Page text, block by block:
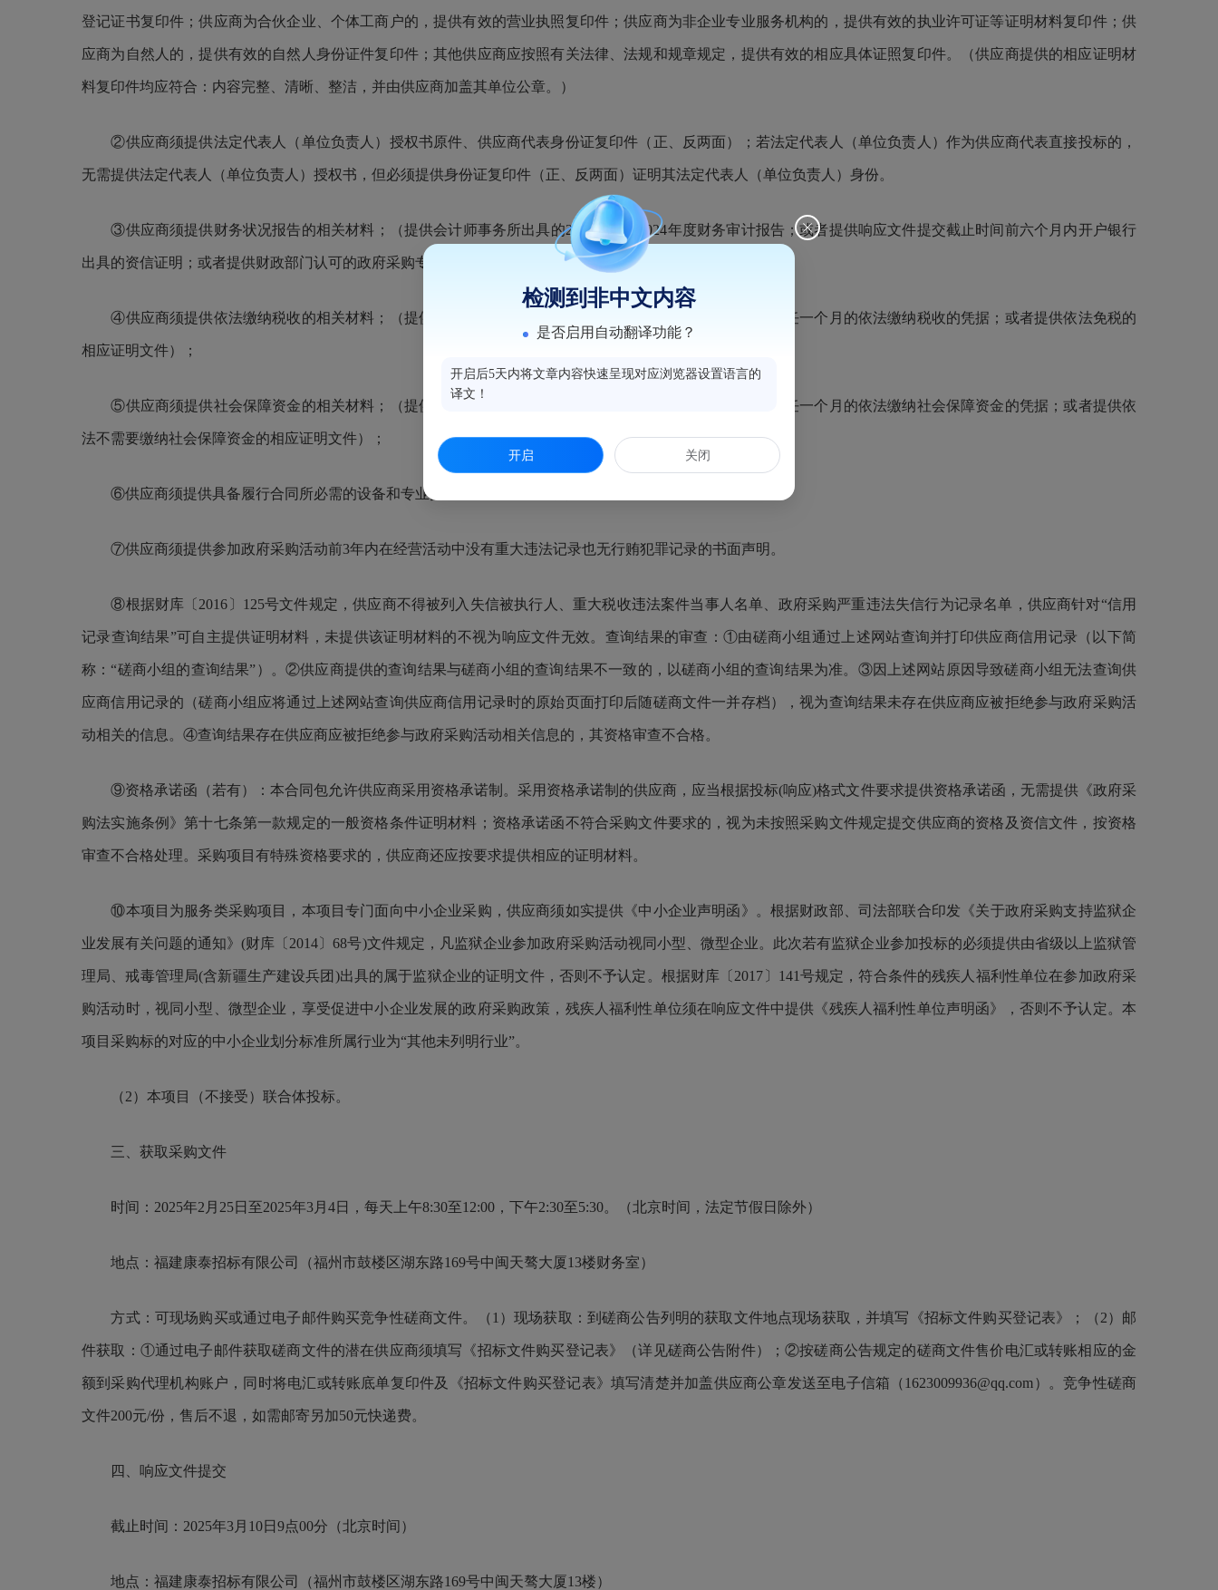
登记证书复印件；供应商为合伙企业、个体工商户的，提供有效的营业执照复印件；供应商为非企业专业服务机构的，提供有效的执业许可证等证明材料复印件；供
应商为自然人的，提供有效的自然人身份证件复印件；其他供应商应按照有关法律、法规和规章规定，提供有效的相应具体证照复印件。（供应商提供的相应证明材
料复印件均应符合：内容完整、清晰、整洁，并由供应商加盖其单位公章。）
②供应商须提供法定代表人 （单位负责人） 授权书原件、供应商代表身份证复印件（正、反两面）；若法定代表人 （单位负责人） 作为供应商代表直接投标的，
无需提供法定代表人 （单位负责人） 授权书，但必须提供身份证复印件（正、反两面）证明其法定代表人 （单位负责人） 身份。
③供应商须提供财务状况报告的相关材料；（提供会计师事务所出具的2023年度或2024年度财务审计报告；或者提供响应文件提交截止时间前六个月内开户银行
出具的资信证明 ；或者提供财政部门认可的政府采购专业担保机构出具的担保函）；
④供应商须提供依法缴纳税收的相关材料；（提供响应文件提交截止时间前（不含截止时间当月）六个月任一个月的依法缴纳税收的凭据；或者提供依法免税的
相应证明文件）；
⑤供应商须提供社会保障资金的相关材料；（提供响应文件提交截止时间前（不含截止时间当月）六个月任一个月的依法缴纳社会保障资金的凭据；或者提供依
法不需要缴纳社会保障资金的相应证明文件）；
⑥供应商须提供具备履行合同所必需的设备和专业技术能力的书面声明；
⑦供应商须提供参加政府采购活动前3年内在经营活动中没有重大违法记录也无行贿犯罪记录的书面声明。
⑧根据财库〔2016〕125号文件规定，供应商不得被列入失信被执行人、重大税收违法案件当事人名单、政府采购严重违法失信行为记录名单，供应商针对“信用
记录查询结果”可自主提供证明材料，未提供该证明材料的不视为响应文件无效。查询结果的审查：①由磋商小组通过上述网站查询并打印供应商信用记录（以下简
称：“磋商小组的查询结果”）。②供应商提供的查询结果与磋商小组的查询结果不一致的，以磋商小组的查询结果为准。③因上述网站原因导致磋商小组无法查询供
应商信用记录的（磋商小组应将通过上述网站查询供应商信用记录时的原始页面打印后随磋商文件一并存档），视为查询结果未存在供应商应被拒绝参与政府采购活
动相关的信息。④查询结果存在供应商应被拒绝参与政府采购活动相关信息的，其资格审查不合格。
⑨资格承诺函（若有）：本合同包允许供应商采用资格承诺制。采用资格承诺制的供应商，应当根据投标(响应)格式文件要求提供资格承诺函，无需提供《政府采
购法实施条例》第十七条第一款规定的一般资格条件证明材料；资格承诺函不符合采购文件要求的，视为未按照采购文件规定提交供应商的资格及资信文件，按资格
审查不合格处理。采购项目有特殊资格要求的，供应商还应按要求提供相应的证明材料。
⑩本项目为服务类采购项目，本项目专门面向中小企业采购，供应商须如实提供《中小企业声明函》 。根据财政部、司法部联合印发《关于政府采购支持监狱企
业发展有关问题的通知》(财库〔2014〕68号)文件规定，凡监狱企业参加政府采购活动视同小型、微型企业。此次若有监狱企业参加投标的必须提供由省级以上监狱管
理局、戒毒管理局(含新疆生产建设兵团)出具的属于监狱企业的证明文件，否则不予认定。根据财库〔2017〕141号规定，符合条件的残疾人福利性单位在参加政府采
购活动时，视同小型、微型企业，享受促进中小企业发展的政府采购政策， 残疾人福利性单位须在响应文件中提供《残疾人福利性单位声明函》，否则不予认定。本
项目采购标的对应的中小企业划分标准所属行业为“其他未列明行业”。
（2）本项目（不接受）联合体投标。
三、获取采购文件
时间：2025年2 月 25日至2025年3月 4日，每天上午8:30至12:00，下午2:30至5:30。（北京时间，法定节假日除外）
地点：福建康泰招标有限公司（福州市鼓楼区湖东路169号中闽天骜大厦13楼财务室）
方式： 可现场购买或通过电子邮件购买竞争性磋商文件。（1）现场获取：到磋商公告列明的获取文件地点现场获取，并填写《招标文件购买登记表》；（2）邮
件获取：①通过电子邮件获取磋商文件的潜在供应商须填写《招标文件购买登记表》（详见磋商公告附件）；②按磋商公告规定的磋商文件售价电汇或转账相应的金
额到采购代理机构账户，同时将电汇或转账底单复印件及《招标文件购买登记表》填写清楚并加盖供应商公章发送至电子信箱（1623009936@qq.com）。竞争性磋商
文件200元/份，售后不退，如需邮寄另加50元快递费。
四、响应文件提交
截止时间：2025年3月 10日 9点00分（北京时间）
地点：福建康泰招标有限公司（福州市鼓楼区湖东路169号中闽天骜大厦13楼）
检测到非中文内容
是否启用自动翻译功能？
开启后5天内将文章内容快速呈现对应浏览器设置语言的
译文！
开启 关闭